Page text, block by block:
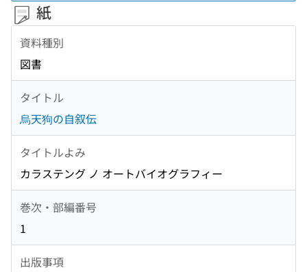
紙
資料種別
図書
タイトル
烏天狗の自叙伝
タイトルよみ
カラステング ノ オートバイオグラフィー
巻次・部編番号
1
出版事項